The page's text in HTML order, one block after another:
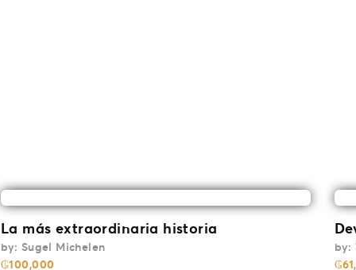
La más extraordinaria historia
by: Sugel Michelen
₲100,000
by:
₲